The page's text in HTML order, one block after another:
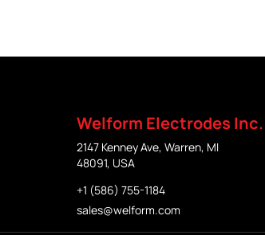
Welform Electrodes Inc.
2147 Kenney Ave, Warren, MI
48091, USA
+1 (586) 755-1184
sales@welform.com